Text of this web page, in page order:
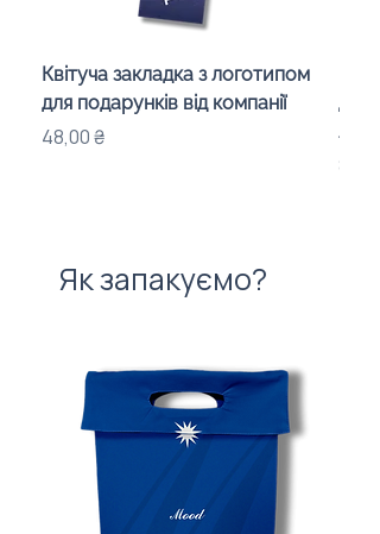
Квітуча закладка з логотипом
для подарунків від компанії
Ціна
48,00 ₴
для
Ціна
Як запакуємо?